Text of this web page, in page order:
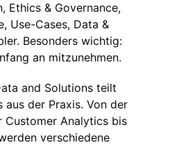
Ethics & Governance,
Use-Cases, Data &
Besonders wichtig:
an mitzunehmen.
and Solutions teilt
aus der Praxis. Von der
Customer Analytics bis
verschiedene